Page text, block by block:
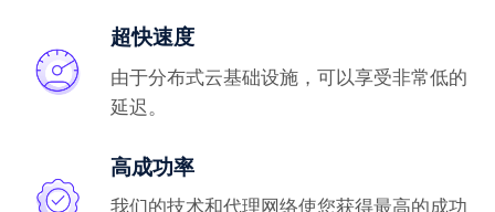
超快速度
由于分布式云基础设施，可以享受非常低的
延迟。
高成功率
我们的技术和代理网络使您获得最高的成功